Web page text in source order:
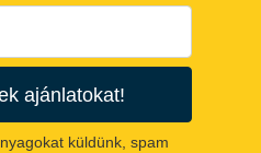
ajánlatokat!
küldünk, spam